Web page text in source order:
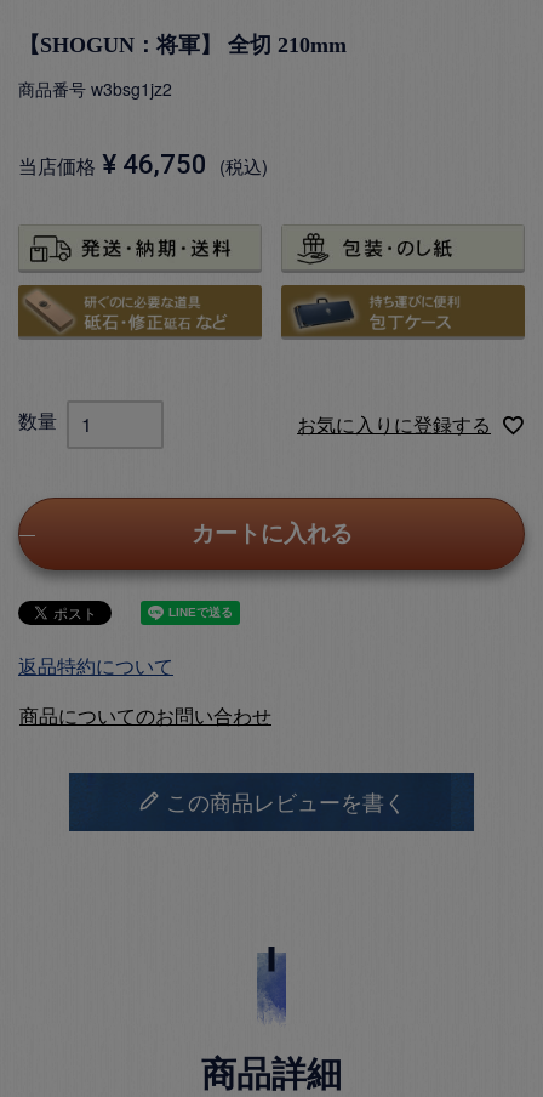
【SHOGUN：将軍】 全切 210mm
商品番号 w3bsg1jz2
当店価格 ¥ 46,750 税込
お気に入りに登録する
カートに入れる
返品特約について
商品についてのお問い合わせ
この商品レビューを書く
商品詳細